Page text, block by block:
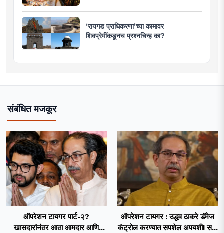
‘रायगड प्राधिकरणा’च्या कामावर
शिवप्रेमींकडूनच प्रश्नचिन्ह का?
संबंधित मजकूर
ऑपरेशन टायगर पार्ट-२?
खासदारांनंतर आता आमदार आणि
ऑपरेशन टायगर : उद्धव ठाकरे डॅमेज
कंट्रोल करण्यात सपशेल अपयशी! सहा